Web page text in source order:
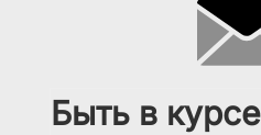
Быть в курсе